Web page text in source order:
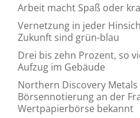
Arbeit macht Spaß oder
Vernetzung in jeder
Zukunft sind grün-blau
Drei bis zehn Prozent, so
Aufzug im Gebäude
Northern Discovery
Börsennotierung an der
Wertpapierbörse bekannt